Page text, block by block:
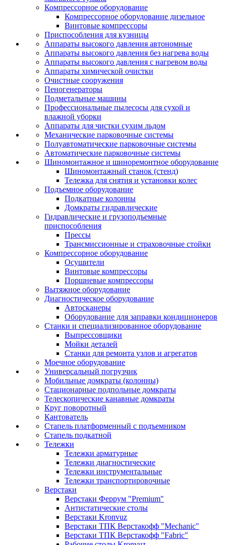
Компрессорное оборудование
Компрессорное оборудование дизельное
Винтовые компрессоры
Приспособления для кузницы
Аппараты высокого давления автономные
Аппараты высокого давления без нагрева воды
Аппараты высокого давления с нагревом воды
Аппараты химической очистки
Очистные сооружения
Пеногенераторы
Подметальные машины
Профессиональные пылесосы для сухой и
влажной уборки
Аппараты для чистки сухим льдом
Механические парковочные системы
Полуавтоматические парковочные системы
Автоматические парковочные системы
Шиномонтажное и шиноремонтное оборудование
Шиномонтажный станок (стенд)
Тележка для снятия и установки колес
Подъемное оборудование
Подкатные колонны
Домкраты гидравлические
Гидравлические и грузоподъемные
приспособления
Прессы
Трансмиссионные и страховочные стойки
Компрессорное оборудование
Осушители
Винтовые компрессоры
Поршневые компрессоры
Вытяжное оборудование
Диагностическое оборудование
Автосканеры
Оборудование для заправки кондиционеров
Станки и специализированное оборудование
Выпрессовщики
Мойки деталей
Станки для ремонта узлов и агрегатов
Моечное оборудование
Универсальный погрузчик
Мобильные домкраты (колонны)
Стационарные подпольные домкраты
Телескопические канавные домкраты
Круг поворотный
Кантователь
Стапель платформенный с подъемником
Стапель подкатной
Тележки
Тележки арматурные
Тележки диагностические
Тележки инструментальные
Тележки транспортировочные
Верстаки
Верстаки Феррум "Premium"
Антистатические столы
Верстаки Kronvuz
Верстаки ТПК Верстакофф "Mechanic"
Верстаки ТПК Верстакофф "Fabric"